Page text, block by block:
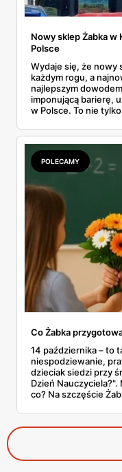
Nowy sklep Żabka
Polsce
Wydaje się, że nowy
każdym rogu, a
najlepszym
imponującą barierę,
w Polsce. To nie
franczyzobiorców –
ponad tysiąc
dla nas wszystkich?
POLECAMY
Co Żabka
14 października – to
niespodziewanie,
dzieciak siedzi przy
Dzień Nauczyciela?".
co? Na szczęście
ofertę na tę okazję.
złote. Sprawdzamy,
dotrze do ciebie, że